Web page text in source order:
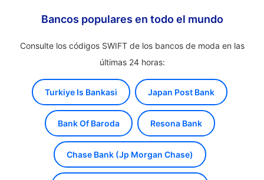
Bancos populares en todo el mundo
Consulte los códigos SWIFT de los bancos de moda en las
últimas 24 horas:
Turkiye Is Bankasi Japan Post Bank
Bank Of Baroda Resona Bank
Chase Bank (Jp Morgan Chase)